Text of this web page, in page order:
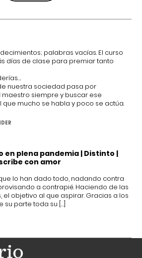
palabras vacías. El curso
días de clase para premiar tanto
nuestra sociedad pasa por
siempre y buscar ese
que mucho se habla y poco se actúa.
en plena pandemia | Distinto |
con amor
lo han dado todo, nadando contra
a contrapié. Haciendo de las
el objetivo al que aspirar. Gracias a los
su parte toda su […]